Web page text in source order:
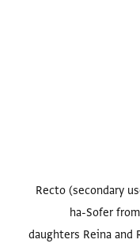
Recto (secondary
ha-Sofer
daughters Reina